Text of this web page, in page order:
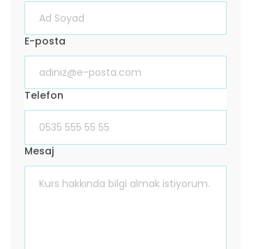
E-posta
Telefon
Mesaj